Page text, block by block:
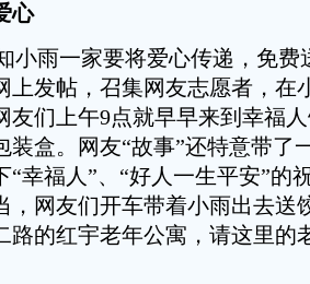
心
小雨一家要将爱心传递，免费
上发帖，召集网友志愿者，在
友们上午9点就早早来到幸福
装盒。网友“故事”还特意带了
“幸福人”、“好人一生平安”的
，网友们开车带着小雨出去送
路的红宇老年公寓，请这里的